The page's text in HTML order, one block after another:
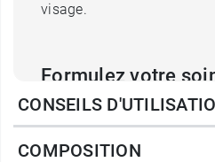
visage.
Formulez votre
grâce à Codexial
L'excipient Codexial
CONSEILS
COMPOSITION